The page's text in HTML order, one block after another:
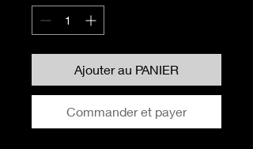
Ajouter au PANIER
Commander et payer